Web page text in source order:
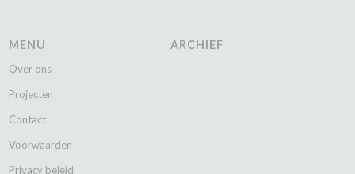
MENU
Over ons
Projecten
Contact
Voorwaarden
Privacy beleid
ARCHIEF